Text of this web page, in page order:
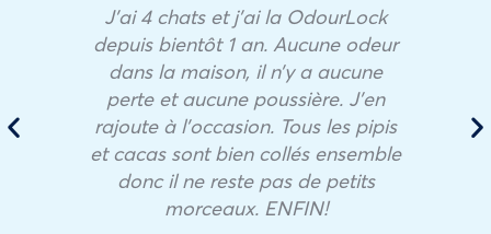
J’ai 4 chats et j’ai la OdourLock
depuis bientôt 1 an. Aucune odeur
dans la maison, il n’y a aucune
perte et aucune poussière. J’en
rajoute à l’occasion. Tous les pipis
et cacas sont bien collés ensemble
donc il ne reste pas de petits
morceaux. ENFIN!